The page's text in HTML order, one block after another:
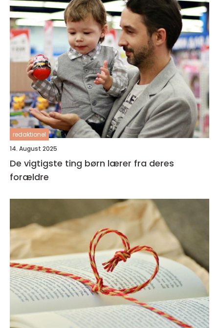
redaktionel
14. August 2025
De vigtigste ting børn lærer fra deres
forældre